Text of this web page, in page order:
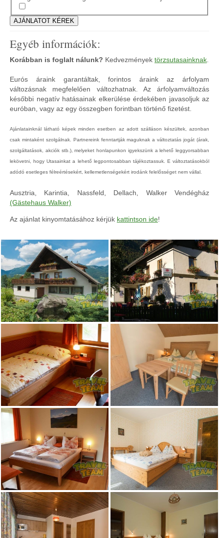
Egyéb információk:
Korábban is foglalt nálunk? Kedvezmények törzsutasainknak.
Eurós áraink garantáltak, forintos áraink az árfolyam
változásnak megfelelően változhatnak. Az árfolyamváltozás
későbbi negatív hatásainak elkerülése érdekében javasoljuk az
euróban, vagy az egy összegben forintban történő fizetést.
Ajánlatainknál látható képek minden esetben az adott szálláson készültek, azonban
csak mintaként szolgálnak. Partnereink fenntartják maguknak a változtatás jogát (árak,
szolgáltatások, akciók stb.), melyeket honlapunkon igyekszünk a lehető leggyorsabban
lekövetni, hogy Utasainkat a lehető legpontosabban tájékoztassuk. E változtatásokból
adódó esetleges félreértésekért, kellemetlenségekért irodánk felelősséget nem vállal.
Ausztria, Karintia, Nassfeld, Dellach, Walker Vendégház
(Gästehaus Walker)
Az ajánlat kinyomtatásához kérjük kattintson ide!